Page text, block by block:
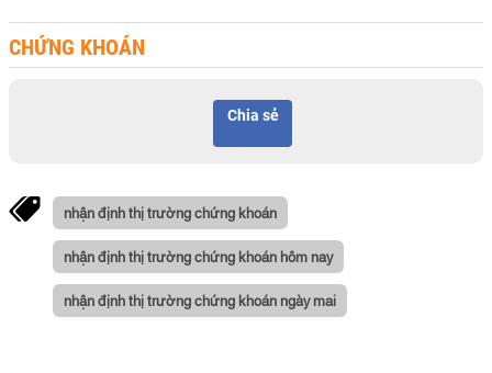
CHỨNG KHOÁN
Chia sẻ
nhận định thị trường chứng khoán
nhận định thị trường chứng khoán hôm nay
nhận định thị trường chứng khoán ngày mai